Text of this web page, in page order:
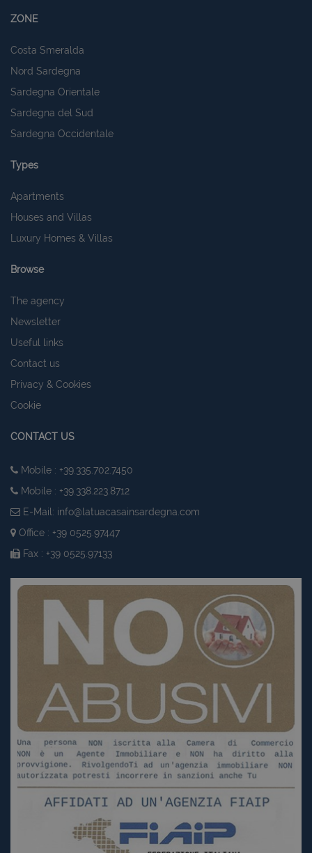
ZONE
Costa Smeralda
Nord Sardegna
Sardegna Orientale
Sardegna del Sud
Sardegna Occidentale
Types
Apartments
Houses and Villas
Luxury Homes & Villas
Browse
The agency
Newsletter
Useful links
Contact us
Privacy & Cookies
Cookie
CONTACT US
Mobile : +39.335.702.7450
Mobile : +39.338.223.8712
E-Mail: info@latuacasainsardegna.com
Office : +39 0525.97447
Fax : +39 0525.97133